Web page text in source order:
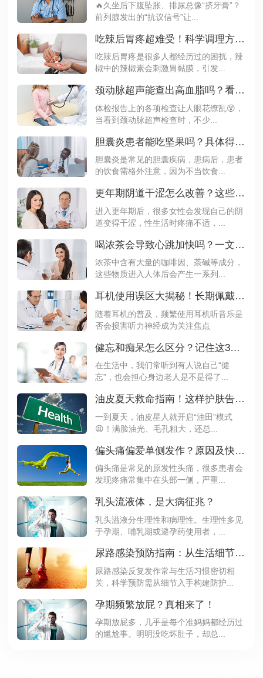
🔥久坐后下腹坠胀、排尿总像“挤牙膏”？
前列腺发出的“抗议信号”让...
吃辣后胃疼超难受！科学调理方法速收藏
吃辣后胃疼是很多人都经历过的困扰，辣
椒中的辣椒素会刺激胃黏膜，引发...
颈动脉超声能查出高血脂吗？看完就知道了
体检报告上的各项检查让人眼花缭乱😵，
当看到颈动脉超声检查时，不少...
胆囊炎患者能吃坚果吗？具体得看病情
胆囊炎是常见的胆囊疾病，患病后，患者
的饮食需格外注意，因为不当饮食...
更年期阴道干涩怎么改善？这些方法要知道
进入更年期后，很多女性会发现自己的阴
道变得干涩，性生活时疼痛不适，...
喝浓茶会导致心跳加快吗？一文解析其原理
浓茶中含有大量的咖啡因、茶碱等成分，
这些物质进入人体后会产生一系列...
耳机使用误区大揭秘！长期佩戴真的会伤耳吗？
随着耳机的普及，频繁使用耳机听音乐是
否会损害听力神经成为关注焦点
健忘和痴呆怎么区分？记住这3点不再混淆
在生活中，我们常听到有人说自己“健
忘”，也会担心身边老人是不是得了...
油皮夏天救命指南！这样护肤告别大油田
一到夏天，油皮星人就开启“油田”模式
😫！满脸油光、毛孔粗大，还总...
偏头痛偏爱单侧发作？原因及快速缓解法速看
偏头痛是常见的原发性头痛，很多患者会
发现疼痛常集中在头部一侧，严重...
乳头流液体，是大病征兆？
乳头溢液分生理性和病理性。生理性多见
于孕期、哺乳期或避孕药使用者，...
尿路感染预防指南：从生活细节阻断感染路径
尿路感染反复发作常与生活习惯密切相
关，科学预防需从细节入手构建防护...
孕期频繁放屁？真相来了！
孕期放屁多，几乎是每个准妈妈都经历过
的尴尬事。明明没吃坏肚子，却总...